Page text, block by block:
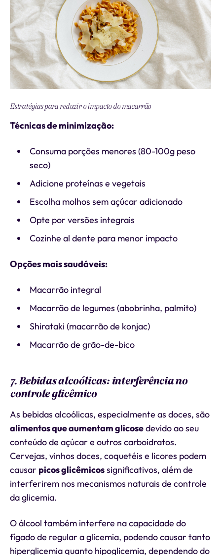
Estratégias para reduzir o impacto do macarrão
Técnicas de minimização:
Consuma porções menores (80-100g peso
seco)
Adicione proteínas e vegetais
Escolha molhos sem açúcar adicionado
Opte por versões integrais
Cozinhe al dente para menor impacto
Opções mais saudáveis:
Macarrão integral
Macarrão de legumes (abobrinha, palmito)
Shirataki (macarrão de konjac)
Macarrão de grão-de-bico
7. Bebidas alcoólicas: interferência no
controle glicêmico
As bebidas alcoólicas, especialmente as doces, são
alimentos que aumentam glicosedevido ao seu
conteúdo de açúcar e outros carboidratos.
Cervejas, vinhos doces, coquetéis e licores podem
causar picos glicêmicossignificativos, além de
interferirem nos mecanismos naturais de controle
da glicemia.
O álcool também interfere na capacidade do
fígado de regular a glicemia, podendo causar tanto
hiperglicemia quanto hipoglicemia, dependendo do